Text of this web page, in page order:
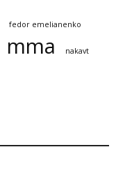
fedor emelianenko
mma nakavt